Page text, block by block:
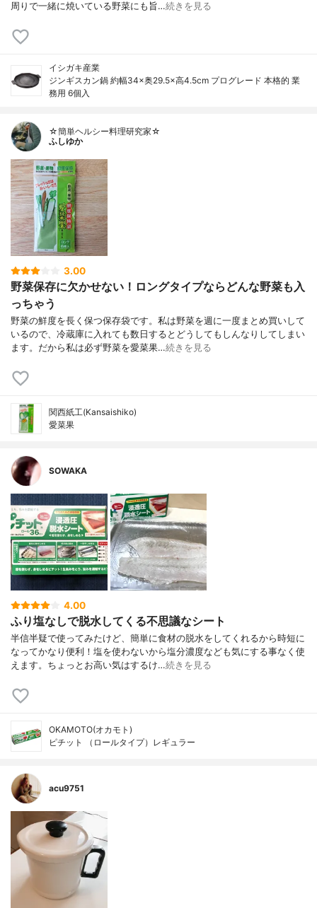
周りで一緒に焼いている野菜にも旨…続きを見る
イシガキ産業
ジンギスカン鍋 約幅34×奥29.5×高4.5cm プログレード 本格的 業
務用 6個入
☆簡単ヘルシー料理研究家☆
ふしゆか
3.00
野菜保存に欠かせない！ロングタイプならどんな野菜も入
っちゃう
野菜の鮮度を長く保つ保存袋です。私は野菜を週に一度まとめ買いして
いるので、冷蔵庫に入れても数日するとどうしてもしんなりしてしまい
ます。だから私は必ず野菜を愛菜果…続きを見る
関西紙工(Kansaishiko)
愛菜果
SOWAKA
4.00
ふり塩なしで脱水してくる不思議なシート
半信半疑で使ってみたけど、簡単に食材の脱水をしてくれるから時短に
なってかなり便利！塩を使わないから塩分濃度なども気にする事なく使
えます。ちょっとお高い気はするけ…続きを見る
OKAMOTO(オカモト)
ピチット （ロールタイプ）レギュラー
acu9751